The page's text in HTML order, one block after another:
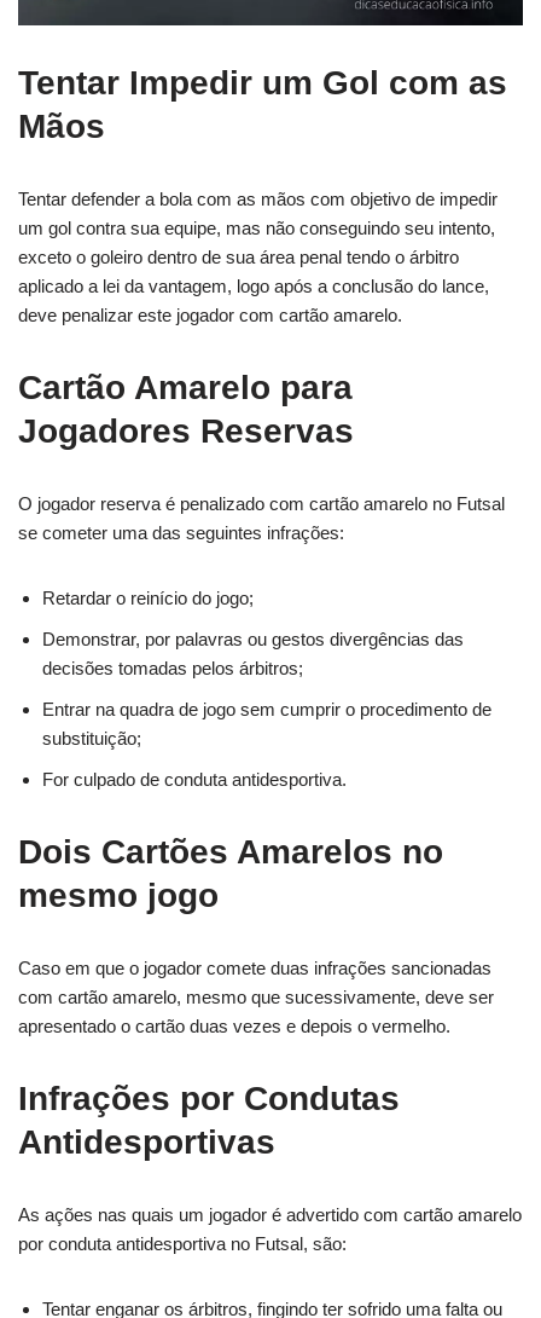
Tentar Impedir um Gol com as
Mãos
Tentar defender a bola com as mãos com objetivo de impedir
um gol contra sua equipe, mas não conseguindo seu intento,
exceto o goleiro dentro de sua área penal tendo o árbitro
aplicado a lei da vantagem, logo após a conclusão do lance,
deve penalizar este jogador com cartão amarelo.
Cartão Amarelo para
Jogadores Reservas
O jogador reserva é penalizado com cartão amarelo no Futsal
se cometer uma das seguintes infrações:
Retardar o reinício do jogo;
Demonstrar, por palavras ou gestos divergências das
decisões tomadas pelos árbitros;
Entrar na quadra de jogo sem cumprir o procedimento de
substituição;
For culpado de conduta antidesportiva.
Dois Cartões Amarelos no
mesmo jogo
Caso em que o jogador comete duas infrações sancionadas
com cartão amarelo, mesmo que sucessivamente, deve ser
apresentado o cartão duas vezes e depois o vermelho.
Infrações por Condutas
Antidesportivas
As ações nas quais um jogador é advertido com cartão amarelo
por conduta antidesportiva no Futsal, são:
Tentar enganar os árbitros, fingindo ter sofrido uma falta ou